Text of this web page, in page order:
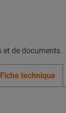
de documents.
Fiche technique